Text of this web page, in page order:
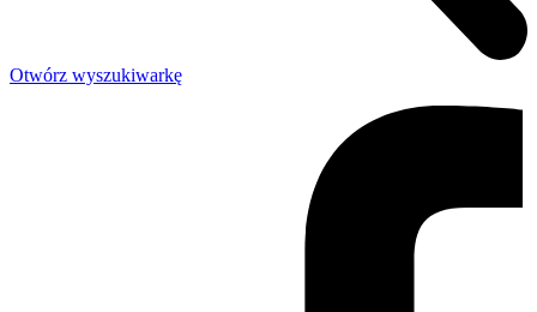
Otwórz wyszukiwarkę